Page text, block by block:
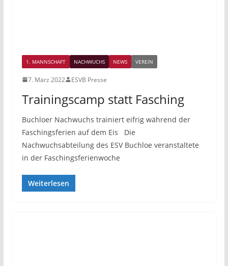
1. MANNSCHAFT NACHWUCHS NEWS VEREIN
7. März 2022 ESVB Presse
Trainingscamp statt Fasching
Buchloer Nachwuchs trainiert eifrig während der
Faschingsferien auf dem Eis Die
Nachwuchsabteilung des ESV Buchloe veranstaltete
in der Faschingsferienwoche
Weiterlesen